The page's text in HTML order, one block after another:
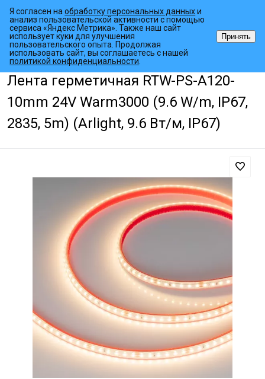
Главная страница • Каталог товаров • Светодиодные ленты
Лента герметичная RTW-PS-A120-
10mm 24V Warm3000 (9.6 W/m, IP67,
2835, 5m) (Arlight, 9.6 Вт/м, IP67)
Я согласен наобработку персональных данныхи
анализ пользовательской активности с помощью
сервиса «Яндекс Метрика». Также наш сайт
использует куки для улучшения
пользовательского опыта. Продолжая
использовать сайт, вы соглашаетесь с нашей
политикой конфиденциальности
Принять